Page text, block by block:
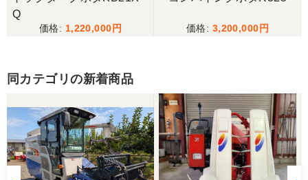
ました
広島県／枝豆
事前対応も丁寧で何回かメールのやり取りして納得
して購入させていただきました。又、配送の人も丁
寧に使い方などを丁寧に説明してくれてすごくよか
ったです。最高の買い物でした。
Q
1,220,000 3,200,000
同カテゴリの新着商品